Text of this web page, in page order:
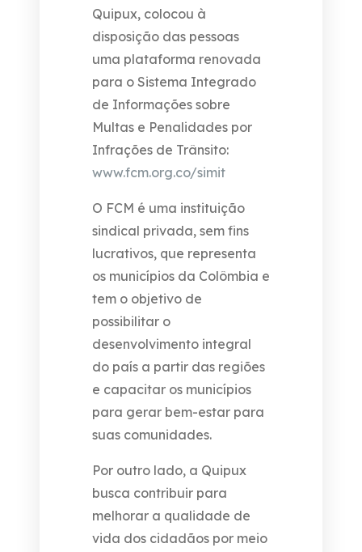
Quipux, colocou à
disposição das pessoas
uma plataforma renovada
para o Sistema Integrado
de Informações sobre
Multas e Penalidades por
Infrações de Trânsito:
www.fcm.org.co/simit
O FCM é uma instituição
sindical privada, sem fins
lucrativos, que representa
os municípios da Colômbia e
tem o objetivo de
possibilitar o
desenvolvimento integral
do país a partir das regiões
e capacitar os municípios
para gerar bem-estar para
suas comunidades.
Por outro lado, a Quipux
busca contribuir para
melhorar a qualidade de
vida dos cidadãos por meio